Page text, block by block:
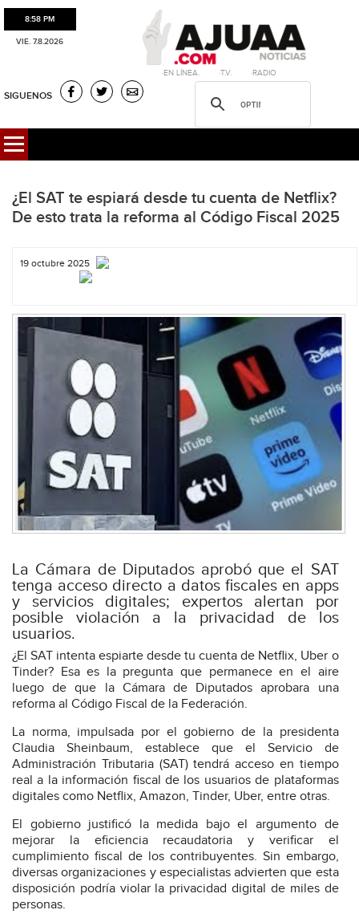
8:58 PM
VIE. 7.8.2026
·EN LÍNEA. ·T.V. ·RADIO
SIGUENOS
¿El SAT te espiará desde tu cuenta de Netflix?
De esto trata la reforma al Código Fiscal 2025
19 octubre 2025
La Cámara de Diputados aprobó que el SAT
tenga acceso directo a datos fiscales en apps
y servicios digitales; expertos alertan por
posible violación a la privacidad de los
usuarios.
¿El SAT intenta espiarte desde tu cuenta de Netflix, Uber o
Tinder? Esa es la pregunta que permanece en el aire
luego de que la Cámara de Diputados aprobara una
reforma al Código Fiscal de la Federación.
La norma, impulsada por el gobierno de la presidenta
Claudia Sheinbaum, establece que el Servicio de
Administración Tributaria (SAT) tendrá acceso en tiempo
real a la información fiscal de los usuarios de plataformas
digitales como Netflix, Amazon, Tinder, Uber, entre otras.
El gobierno justificó la medida bajo el argumento de
mejorar la eficiencia recaudatoria y verificar el
cumplimiento fiscal de los contribuyentes. Sin embargo,
diversas organizaciones y especialistas advierten que esta
disposición podría violar la privacidad digital de miles de
personas.